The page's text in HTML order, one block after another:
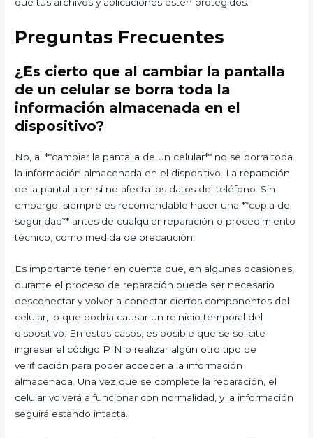
Preguntas Frecuentes
¿Es cierto que al cambiar la pantalla
de un celular se borra toda la
información almacenada en el
dispositivo?
No, al **cambiar la pantalla de un celular** no se borra toda
la información almacenada en el dispositivo. La reparación
de la pantalla en sí no afecta los datos del teléfono. Sin
embargo, siempre es recomendable hacer una **copia de
seguridad** antes de cualquier reparación o procedimiento
técnico, como medida de precaución.
Es importante tener en cuenta que, en algunas ocasiones,
durante el proceso de reparación puede ser necesario
desconectar y volver a conectar ciertos componentes del
celular, lo que podría causar un reinicio temporal del
dispositivo. En estos casos, es posible que se solicite
ingresar el código PIN o realizar algún otro tipo de
verificación para poder acceder a la información
almacenada. Una vez que se complete la reparación, el
celular volverá a funcionar con normalidad, y la información
seguirá estando intacta.